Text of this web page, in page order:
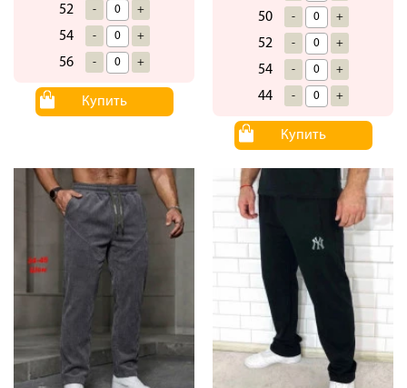
52 - +
54 - +
56 - +
Купить
50 - +
52 - +
54 - +
44 - +
Купить